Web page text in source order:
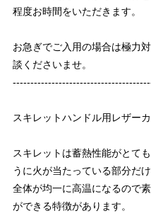
程度お時間をいただきます。
お急ぎでご入用の場合は極力
談くださいませ。
スキレットハンドル用レザー
スキレットは蓄熱性能がとて
うに火が当たっている部分だ
全体が均一に高温になるので
ができる特徴があります。